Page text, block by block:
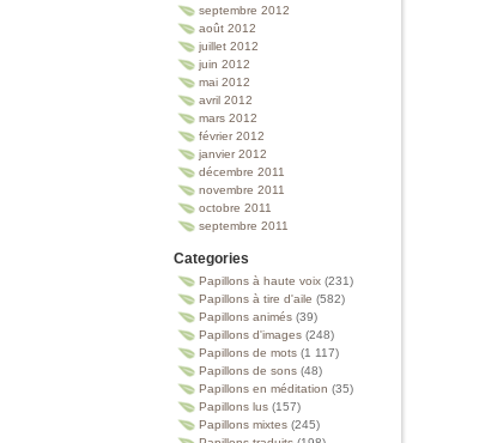
septembre 2012
août 2012
juillet 2012
juin 2012
mai 2012
avril 2012
mars 2012
février 2012
janvier 2012
décembre 2011
novembre 2011
octobre 2011
septembre 2011
Categories
Papillons à haute voix (231)
Papillons à tire d'aile (582)
Papillons animés (39)
Papillons d'images (248)
Papillons de mots (1 117)
Papillons de sons (48)
Papillons en méditation (35)
Papillons lus (157)
Papillons mixtes (245)